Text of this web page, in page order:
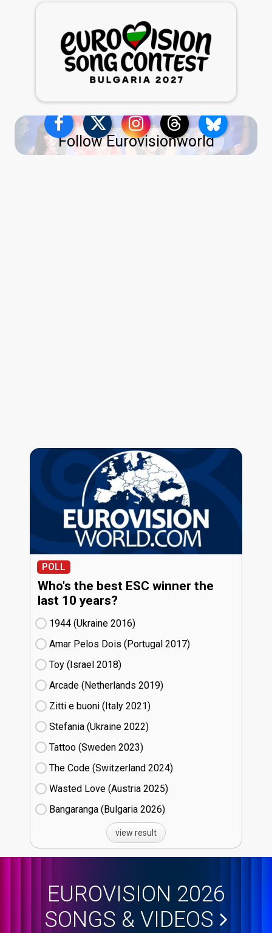
Follow Eurovisionworld
POLL
Who's the best ESC winner the
last 10 years?
1944 (Ukraine
16)
Amar Pelos Dois (Portugal
17)
Toy (Israel
18)
Arcade (Netherlands
19)
Zitti e buoni​ (Italy
21)
Stefania (Ukraine
22)
Tattoo (Sweden
23)
The Code (Switzerland
24)
Wasted Love (Austria
25)
Bangaranga (Bulgaria
26)
view result
EUROVISION 2026
SONGS & VIDEOS